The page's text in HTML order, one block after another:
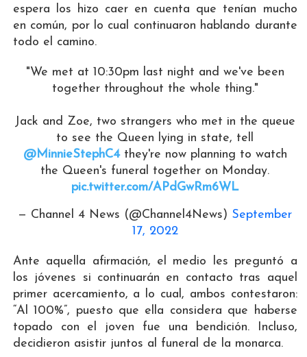
espera los hizo caer en cuenta que tenían mucho
en común, por lo cual continuaron hablando durante
todo el camino.
"We met at 10:30pm last night and we've been
together throughout the whole thing."
Jack and Zoe, two strangers who met in the queue
to see the Queen lying in state, tell
@MinnieStephC4they're now planning to watch
the Queen's funeral together on Monday.
pic.twitter.com/APdGwRm6WL
— Channel 4 News (@Channel4News) September
17, 2022
Ante aquella afirmación, el medio les preguntó a
los jóvenes si continuarán en contacto tras aquel
primer acercamiento, a lo cual, ambos contestaron:
“Al 100%”, puesto que ella considera que haberse
topado con el joven fue una bendición. Incluso,
decidieron asistir juntos al funeral de la monarca.